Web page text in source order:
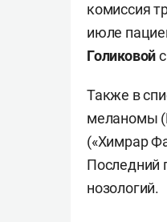
комиссия
июле
Голиковой
Также в
меланомы
(«Химрар
Последний
нозологий.